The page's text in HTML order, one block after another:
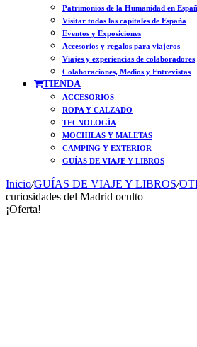
Patrimonios de la Humanidad en
Visitar todas las capitales de España
Eventos y Exposiciones
Accesorios y regalos para viajeros
Viajes y experiencias de colaboradores
Colaboraciones, Medios y Entrevistas
TIENDA
ACCESORIOS
ROPA Y CALZADO
TECNOLOGÍA
MOCHILAS Y MALETAS
CAMPING Y EXTERIOR
GUÍAS DE VIAJE Y LIBROS
Inicio/GUÍAS DE VIAJE Y LIBROS/
curiosidades del Madrid oculto
¡Oferta!